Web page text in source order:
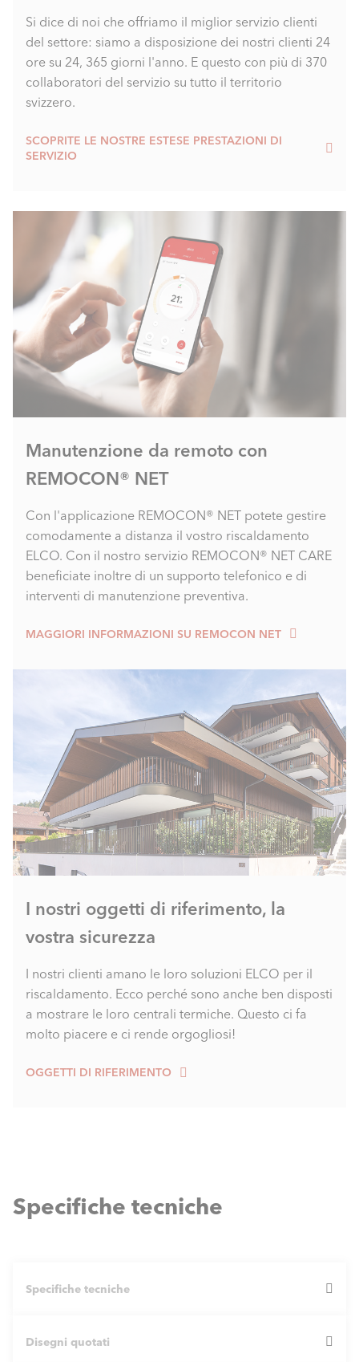
Si dice di noi che offriamo il miglior servizio clienti
del settore: siamo a disposizione dei nostri clienti 24
ore su 24, 365 giorni l'anno. E questo con più di 370
collaboratori del servizio su tutto il territorio
svizzero.
SCOPRITE LE NOSTRE ESTESE PRESTAZIONI DI
SERVIZIO
Manutenzione da remoto con
REMOCON® NET
Con l'applicazione REMOCON® NET potete gestire
comodamente a distanza il vostro riscaldamento
ELCO. Con il nostro servizio REMOCON® NET CARE
beneficiate inoltre di un supporto telefonico e di
interventi di manutenzione preventiva.
MAGGIORI INFORMAZIONI SU REMOCON NET
I nostri oggetti di riferimento, la
vostra sicurezza
I nostri clienti amano le loro soluzioni ELCO per il
riscaldamento. Ecco perché sono anche ben disposti
a mostrare le loro centrali termiche. Questo ci fa
molto piacere e ci rende orgogliosi!
OGGETTI DI RIFERIMENTO
Specifiche tecniche
Specifiche tecniche
Disegni quotati